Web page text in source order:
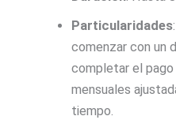
Particularidades
comenzar con un
completar el
mensuales
tiempo.